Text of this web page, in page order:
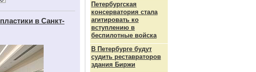
в Санкт-
Петербургская
консерватория стала
агитировать ко
вступлению в
беспилотные войска
В Петербурге будут
судить реставраторов
здания Биржи